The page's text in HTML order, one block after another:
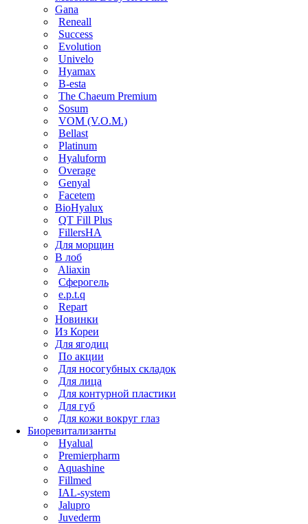
Gana
Reneall
Success
Evolution
Univelo
Hyamax
B-esta
The Chaeum Premium
Sosum
VOM (V.O.M.)
Bellast
Platinum
Hyaluform
Overage
Genyal
Facetem
BioHyalux
QT Fill Plus
FillersHA
Для морщин
В лоб
Aliaxin
Сферогель
e.p.t.q
Repart
Новинки
Из Кореи
Для ягодиц
По акции
Для носогубных складок
Для лица
Для контурной пластики
Для губ
Для кожи вокруг глаз
Биоревитализанты
Hyalual
Premierpharm
Aquashine
Fillmed
IAL-system
Jalupro
Juvederm